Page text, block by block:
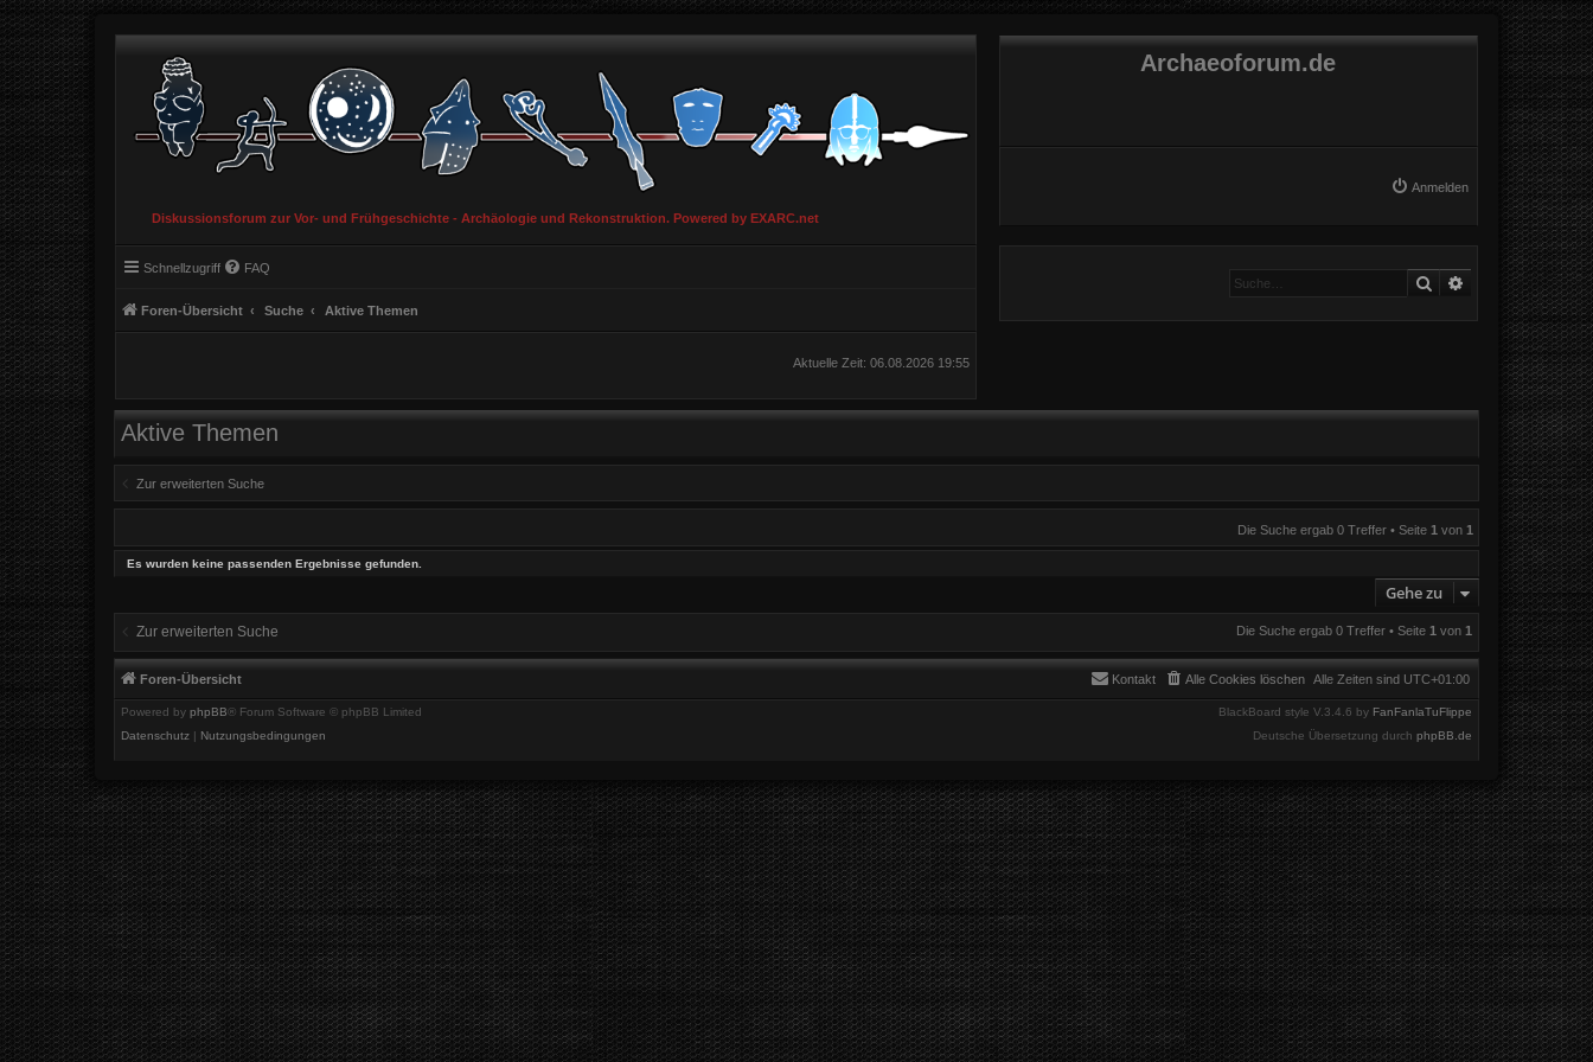
Diskussionsforum zur Vor- und Frühgeschichte - Archäologie und Rekonstruktion. Powered by EXARC.net
Archaeoforum.de
Anmelden
Schnellzugriff FAQ
Foren-Übersicht Suche Aktive Themen
Suche Erweiterte Suche
Aktuelle Zeit: 06.08.2026 19:55
Aktive Themen
Zur erweiterten Suche
Die Suche ergab 0 Treffer • Seite 1 von 1
Es wurden keine passenden Ergebnisse gefunden.
Gehe zu
Zur erweiterten Suche Die Suche ergab 0 Treffer • Seite 1 von 1
Foren-Übersicht Alle Zeiten sind UTC+01:00
Alle Cookies löschen
Kontakt
Powered by phpBB® Forum Software © phpBB Limited BlackBoard style V.3.4.6 by FanFanlaTuFlippe
Deutsche Übersetzung durch phpBB.de
Datenschutz | Nutzungsbedingungen